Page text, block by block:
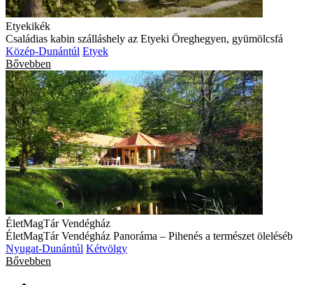
Etyekikék
Családias kabin szálláshely az Etyeki Öreghegyen, gyümölcsfá
Közép-Dunántúl Etyek
Bővebben
ÉletMagTár Vendégház
ÉletMagTár Vendégház Panoráma – Pihenés a természet öleléséb
Nyugat-Dunántúl Kétvölgy
Bővebben